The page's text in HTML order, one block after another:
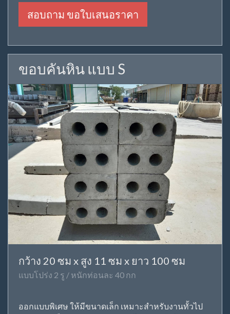
สอบถาม ขอใบเสนอราคา
ขอบคันหิน แบบ S
กว้าง 20 ซม x สูง 11 ซม x ยาว 100 ซม
แบบโปร่ง 2 รู / หนักท่อนละ 40 กก
ออกแบบพิเศษ ให้มีขนาดเล็ก เหมาะสำหรับงานทั้วไป